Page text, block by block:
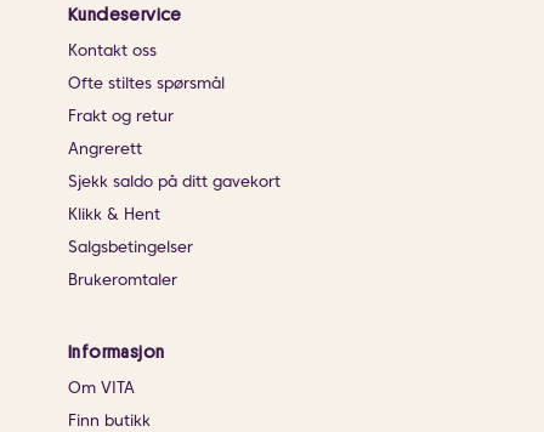
Kundeservice
Kontakt oss
Ofte stiltes spørsmål
Frakt og retur
Angrerett
Sjekk saldo på ditt gavekort
Klikk & Hent
Salgsbetingelser
Brukeromtaler
Informasjon
Om VITA
Finn butikk